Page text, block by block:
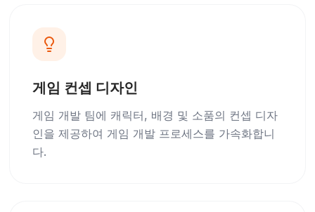
게임 컨셉 디자인
게임 개발 팀에 캐릭터, 배경 및 소품의 컨셉 디자
인을 제공하여 게임 개발 프로세스를 가속화합니
다.